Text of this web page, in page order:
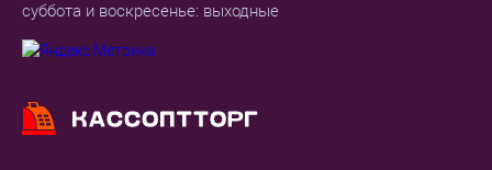
суббота и воскресенье: выходные